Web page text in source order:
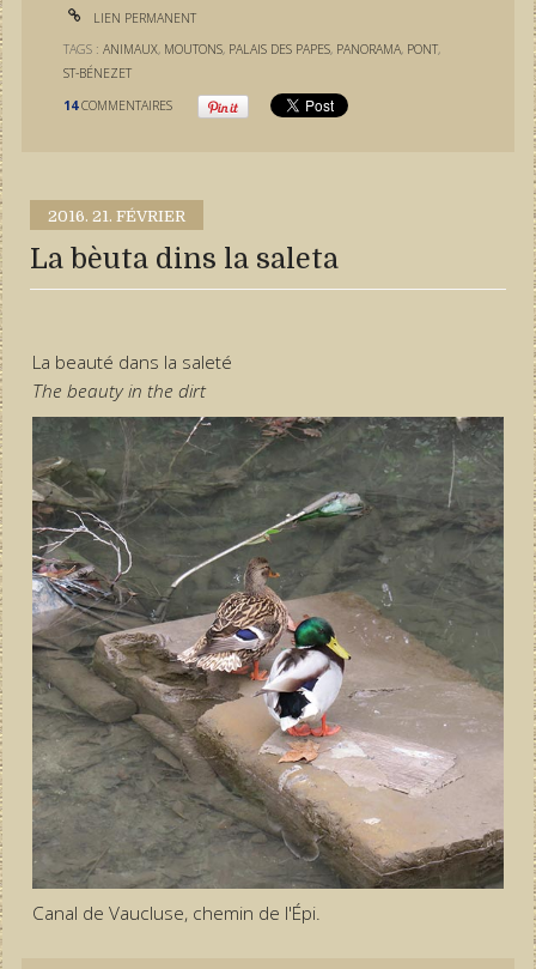
LIEN PERMANENT
TAGS :ANIMAUX, MOUTONS, PALAIS DES PAPES, PANORAMA, PONT,
ST-BÉNEZET
14 COMMENTAIRES
2016. 21. FÉVRIER
La bèuta dins la saleta
La beauté dans la saleté
The beauty in the dirt
Canal de Vaucluse, chemin de l'Épi.